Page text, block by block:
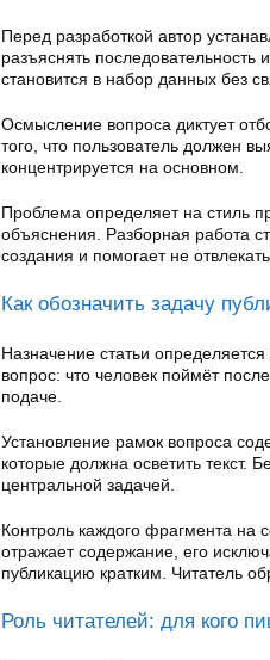
Перед разработкой автор
разъяснять последовательность
становится в набор данных без
Осмысление вопроса диктует
того, что пользователь должен
концентрируется на основном.
Проблема определяет на стиль
объяснения. Разборная работа
создания и помогает не
Как обозначить задачу
Назначение статьи
вопрос: что человек поймёт
подаче.
Установление рамок вопроса
которые должна осветить текст.
центральной задачей.
Контроль каждого фрагмента на
отражает содержание, его
публикацию кратким. Читатель
Роль читателей: для кого